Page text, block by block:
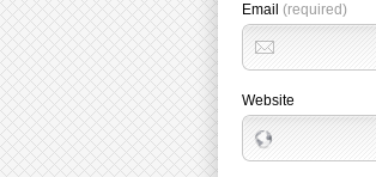
Email (required)
Website